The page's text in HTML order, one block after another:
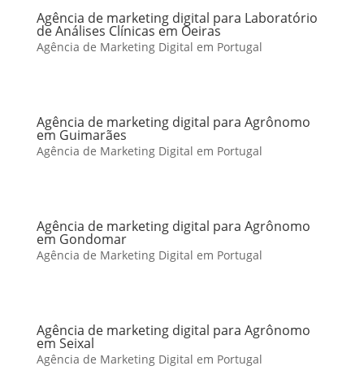
Agência de marketing digital para Laboratório
de Análises Clínicas em Oeiras
Agência de Marketing Digital em Portugal
Agência de marketing digital para Agrônomo
em Guimarães
Agência de Marketing Digital em Portugal
Agência de marketing digital para Agrônomo
em Gondomar
Agência de Marketing Digital em Portugal
Agência de marketing digital para Agrônomo
em Seixal
Agência de Marketing Digital em Portugal